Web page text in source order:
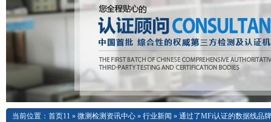
当前位置： 首页11 » 微测检测资讯中心 » 行业新闻 » 通过了MFi认证的数据线品